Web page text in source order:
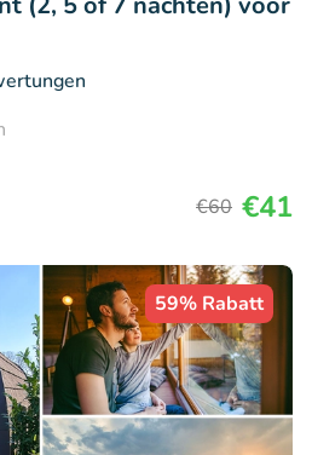
€60 €41
59% Rabatt